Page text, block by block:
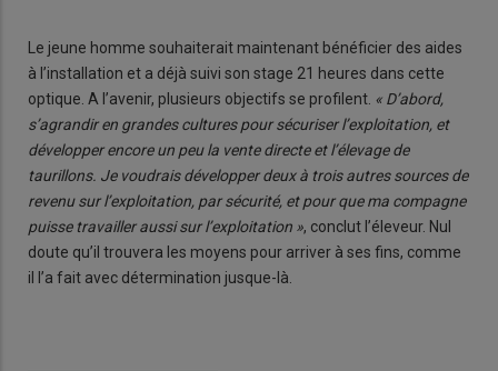
Le jeune homme souhaiterait maintenant bénéficier des aides
à l’installation et a déjà suivi son stage 21 heures dans cette
optique. A l’avenir, plusieurs objectifs se profilent. « D’abord,
s’agrandir en grandes cultures pour sécuriser l’exploitation, et
développer encore un peu la vente directe et l’élevage de
taurillons. Je voudrais développer deux à trois autres sources de
revenu sur l’exploitation, par sécurité, et pour que ma compagne
puisse travailler aussi sur l’exploitation », conclut l’éleveur. Nul
doute qu’il trouvera les moyens pour arriver à ses fins, comme
il l’a fait avec détermination jusque-là.